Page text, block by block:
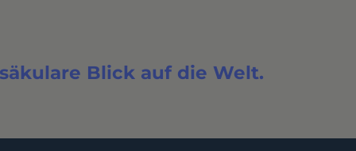
Blick auf die Welt.